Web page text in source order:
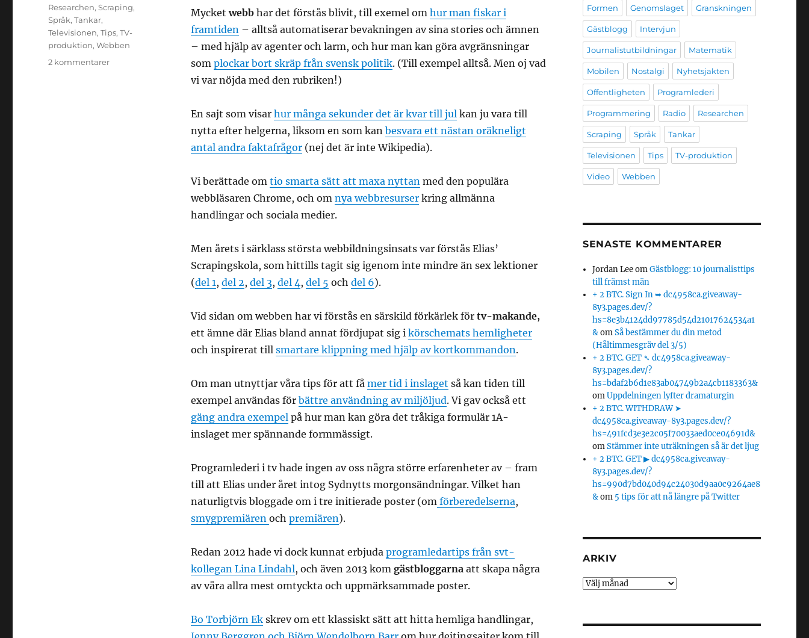
Mycketwebbhar det förstås blivit, till exemel om hur man fiskar i
framtiden– alltså automatiserar bevakningen av sina stories och ämnen
– med hjälp av agenter och larm, och hur man kan göra avgränsningar
som plockar bort skräp från svensk politik. (Till exempel alltså. Men oj vad
vi var nöjda med den rubriken!)
En sajt som visar hur många sekunder det är kvar till julkan ju vara till
nytta efter helgerna, liksom en som kan besvara ett nästan oräkneligt
antal andra faktafrågor(nej det är inte Wikipedia).
Vi berättade om tio smarta sätt att maxa nyttanmed den populära
webbläsaren Chrome, och om nya webbresurserkring allmänna
handlingar och sociala medier.
Men årets i särklass största webbildningsinsats var förstås Elias’
Scrapingskola, som hittills tagit sig igenom inte mindre än sex lektioner
(del 1, del 2, del 3, del 4, del 5 och del 6).
Vid sidan om webben har vi förstås en särskild förkärlek för tv-makande,
ett ämne där Elias bland annat fördjupat sig i körschemats hemligheter
och inspirerat till smartare klippning med hjälp av kortkommandon.
Om man utnyttjar våra tips för att få mer tid i inslaget så kan tiden till
exempel användas för bättre användning av miljöljud. Vi gav också ett
gäng andra exempelpå hur man kan göra det tråkiga formulär 1A-
inslaget mer spännande formmässigt.
Programlederi i tv hade ingen av oss några större erfarenheter av – fram
till att Elias under året intog Sydnytts morgonsändningar. Vilket han
naturligtvis bloggade om i tre initierade poster (omförberedelserna,
smygpremiären och premiären).
Redan 2012 hade vi dock kunnat erbjuda programledartips från svt-
kollegan Lina Lindahl, och även 2013 kom gästbloggarnaatt skapa några
av våra allra mest omtyckta och uppmärksammade poster.
Bo Torbjörn Ekskrev om ett klassiskt sätt att hitta hemliga handlingar,
Researchen,Scraping,
Språk,Tankar,
Televisionen,Tips,TV-
produktion,Webben
2 kommentarertill
Formen Genomslaget Granskningen
Gästblogg Intervjun
Journalistutbildningar Matematik
Mobilen Nostalgi Nyhetsjakten
Offentligheten Programlederi
Programmering Radio Researchen
Scraping Språk Tankar
Televisionen Tips TV-produktion
Video Webben
SENASTE KOMMENTARER
Jordan LeeomGästblogg: 10 journalisttips
till främst män
+ 2 BTC. Sign In ➥ dc4958ca.giveaway-
8y3.pages.dev/?
hs=8e3b4124dd97785d54d21017624534a1
&omSå bestämmer du din metod
(Håltimmesgräv del 3/5)
+ 2 BTC. GET ➴ dc4958ca.giveaway-
8y3.pages.dev/?
hs=bdaf2b6d1e83ab04749b2a4cb1183363&
omUppdelningen lyfter dramaturgin
+ 2 BTC. WITHDRAW ➤
dc4958ca.giveaway-8y3.pages.dev/?
hs=491fcd3e3e2c05f70033aed0ce04691d&
omStämmer inte uträkningen så är det ljug
+ 2 BTC. GET ▶ dc4958ca.giveaway-
8y3.pages.dev/?
hs=990d7bd040d94c24030d9aa0c9264ae8
&om 5 tips för att nå längre på Twitter
ARKIV
Arkiv